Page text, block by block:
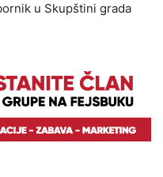
u Skupštini grada